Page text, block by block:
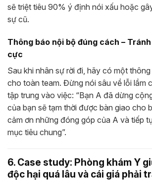
sẽ triệt tiêu 90% ý định nói xấu hoặc
sự cũ.
Thông báo nội bộ đúng cách –
cực
Sau khi nhân sự rời đi, hãy có một
cho toàn team. Đừng nói sâu về lỗi lầm
tập trung vào việc: “Bạn A đã dừng
của bạn sẽ tạm thời được bàn giao cho
cảm ơn những đóng góp của A và tiếp
mục tiêu chung”.
6. Case study: Phòng khám Y
độc hại quá lâu và cái giá phải